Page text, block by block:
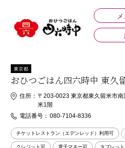
東京都
おひつごはん四六時中 東久
住所： 〒203-0023 東京都東久留米市
米1階
電話番号： 080-7104-8336
チケットレストラン（エデンレッド）利用可
クレジット可 電子マネー可 タブレッ